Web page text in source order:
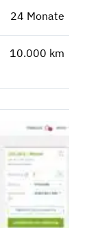
24 Monate
10.000 km